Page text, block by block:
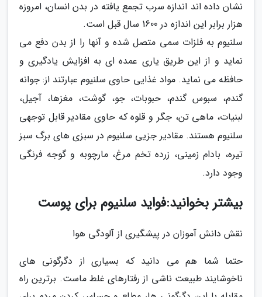
نشان داده اند اندازه سرب تجمع یافته در بدن انسان، امروزه
هزار برابر این اندازه در 1600 سال قبل است.
سلنیوم به فلزات سمی متصل شده و آنها را از بدن دفع می
نماید و از این طریق یاری عمده ای به افزایش یادگیری و
حافظه می نماید. مواد غذایی حاوی سلنیوم عبارتند از: جوانه
گندم، سبوس گندم، حبوبات، جو، گوشت، مغزها، آجیل،
لبنیات، ماهی تن، جگر و قلوه که حاوی مقادیر قابل توجهی
سلنیوم هستند. مقادیر جزیی سلنیوم در سبزی های برگ سبز
تیره، بادام زمینی، زرده تخم مرغ، مارچوبه و گوجه فرنگی
وجود دارد.
بیشتر بخوانید:فواید سلنیوم برای پوست
نقش دانش آموزان در پیشگیری از آلودگی هوا
حتما شما هم می دانید که بسیاری از دگرگونی های
ناخوشایند طبیعت ناشی از رفتارهای غلط ماست. برترین راه